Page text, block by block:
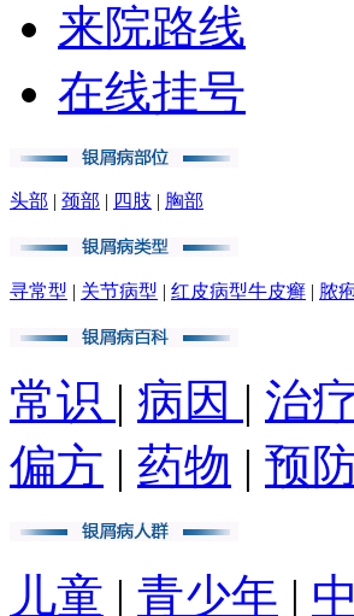
来院路线
在线挂号
头部 | 颈部 | 四肢 | 胸部
寻常型 | 关节病型 | 红皮病型牛皮癣 | 脓
常识 | 病因 | 治
偏方 | 药物 | 预
儿童 | 青少年 |